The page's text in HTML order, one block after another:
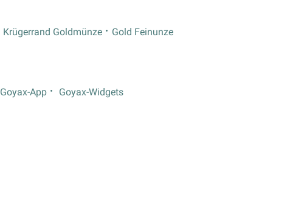
Krügerrand Goldmünze
Gold Feinunze
Goyax-App Goyax-Widgets